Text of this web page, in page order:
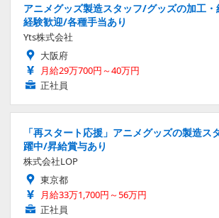
アニメグッズ製造スタッフ/グッズの加工
経験歓迎/各種手当あり
Yts株式会社
大阪府
月給29万700円～40万円
正社員
「再スタート応援」アニメグッズの製造ス
躍中/昇給賞与あり
株式会社LOP
東京都
月給33万1,700円～56万円
正社員